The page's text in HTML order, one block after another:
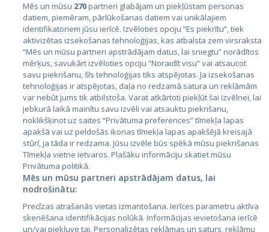
Valstis
Igaunija
Latvija
Lietuva
City24.lv
City24.ee
GetaPro.lv
Kainos.lt
Paslaugos.lt
Mēs un mūsu 270partneri glabājam un piekļūstam personas
datiem, piemēram, pārlūkošanas datiem vai unikālajiem
identifikatoriem jūsu ierīcē. Izvēloties opciju “Es piekrītu”, tiek
aktivizētas izsekošanas tehnoloģijas, kas atbalsta zem virsraksta
“Mēs un mūsu partneri apstrādājam datus, lai sniegtu” norādītos
mērķus, savukārt izvēloties opciju “Noraidīt visu” vai atsaucot
savu piekrišanu, šīs tehnoloģijas tiks atspējotas. Ja izsekošanas
tehnoloģijas ir atspējotas, daļa no redzamā satura un reklāmām
var nebūt jums tik atbilstoša. Varat atkārtoti piekļūt šai izvēlnei, lai
jebkurā laikā mainītu savu izvēli vai atsauktu piekrišanu,
noklikšķinot uz saites “Privātuma preferences” tīmekļa lapas
apakšā vai uz peldošās ikonas tīmekļa lapas apakšējā kreisajā
stūrī, ja tāda ir redzama. Jūsu izvēle būs spēkā mūsu piekrišanas
Tīmekļa vietne ietvaros. Plašāku informāciju skatiet mūsu
Privātuma politikā.
Mēs un mūsu partneri apstrādājam datus, lai
nodrošinātu:
Precīzas atrašanās vietas izmantošana. Ierīces parametru aktīva
skenēšana identifikācijas nolūkā. Informācijas ievietošana ierīcē
un/vai piekļuve tai. Personalizētas reklāmas un saturs, reklāmu